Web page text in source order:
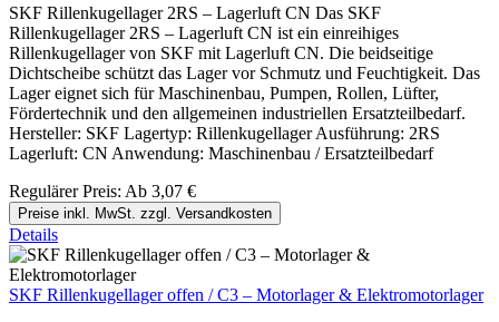
SKF Rillenkugellager 2RS – Lagerluft CN Das SKF
Rillenkugellager 2RS – Lagerluft CN ist ein einreihiges
Rillenkugellager von SKF mit Lagerluft CN. Die beidseitige
Dichtscheibe schützt das Lager vor Schmutz und Feuchtigkeit. Das
Lager eignet sich für Maschinenbau, Pumpen, Rollen, Lüfter,
Fördertechnik und den allgemeinen industriellen Ersatzteilbedarf.
Hersteller: SKF Lagertyp: Rillenkugellager Ausführung: 2RS
Lagerluft: CN Anwendung: Maschinenbau / Ersatzteilbedarf
Regulärer Preis: Ab 3,07 €
Preise inkl. MwSt. zzgl. Versandkosten
Details
SKF Rillenkugellager offen / C3 – Motorlager & Elektromotorlager